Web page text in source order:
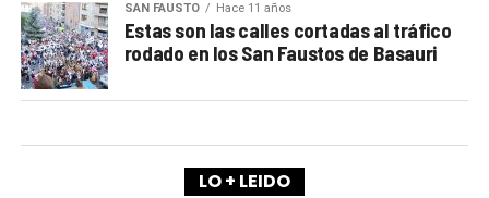
SAN FAUSTO Hace 11 años
Estas son las calles cortadas al tráfico
rodado en los San Faustos de Basauri
LO + LEIDO